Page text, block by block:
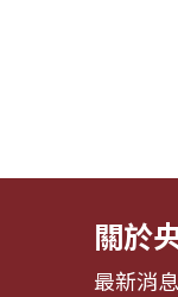
關於
最新消息